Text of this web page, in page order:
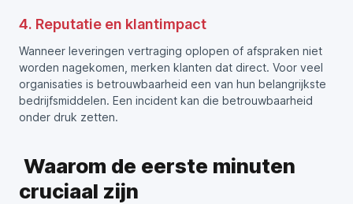
4. Reputatie en klantimpact
Wanneer leveringen vertraging oplopen of afspraken niet
worden nagekomen, merken klanten dat direct. Voor veel
organisaties is betrouwbaarheid een van hun belangrijkste
bedrijfsmiddelen. Een incident kan die betrouwbaarheid
onder druk zetten.
Waarom de eerste minuten
cruciaal zijn